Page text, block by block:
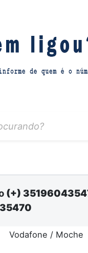
(+)
Vodafone / Moche